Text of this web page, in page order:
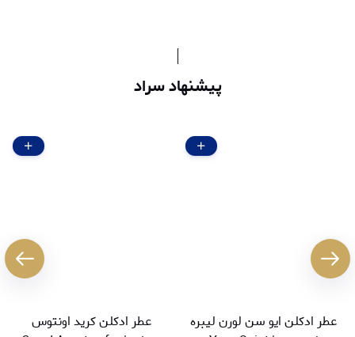
پیشنهاد سراد
عطر ادکلن ایو سن لورن لیبره
عطر ادکلن کرید اونتوس